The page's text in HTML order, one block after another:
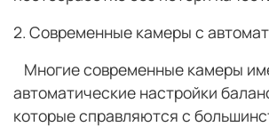
2. Современные камеры с
Многие современные камеры
автоматические настройки
которые справляются с